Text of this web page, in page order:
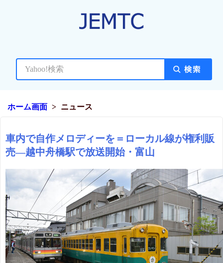
ホーム画面 ニュース
車内で自作メロディーを＝ローカル線が権利販
売―越中舟橋駅で放送開始・富山